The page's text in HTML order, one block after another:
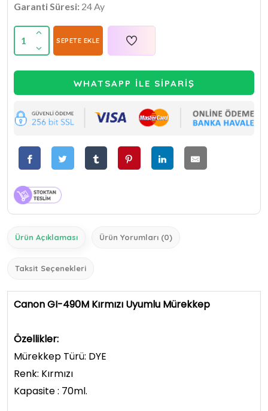
Garanti Süresi: 24 Ay
1 SEPETE EKLE
WHATSAPP İLE SİPARİŞ
Ürün Açıklaması Ürün Yorumları (0)
Taksit Seçenekleri
Canon GI-490M Kırmızı Uyumlu Mürekkep
Özellikler:
Mürekkep Türü: DYE
Renk: Kırmızı
Kapasite : 70ml.